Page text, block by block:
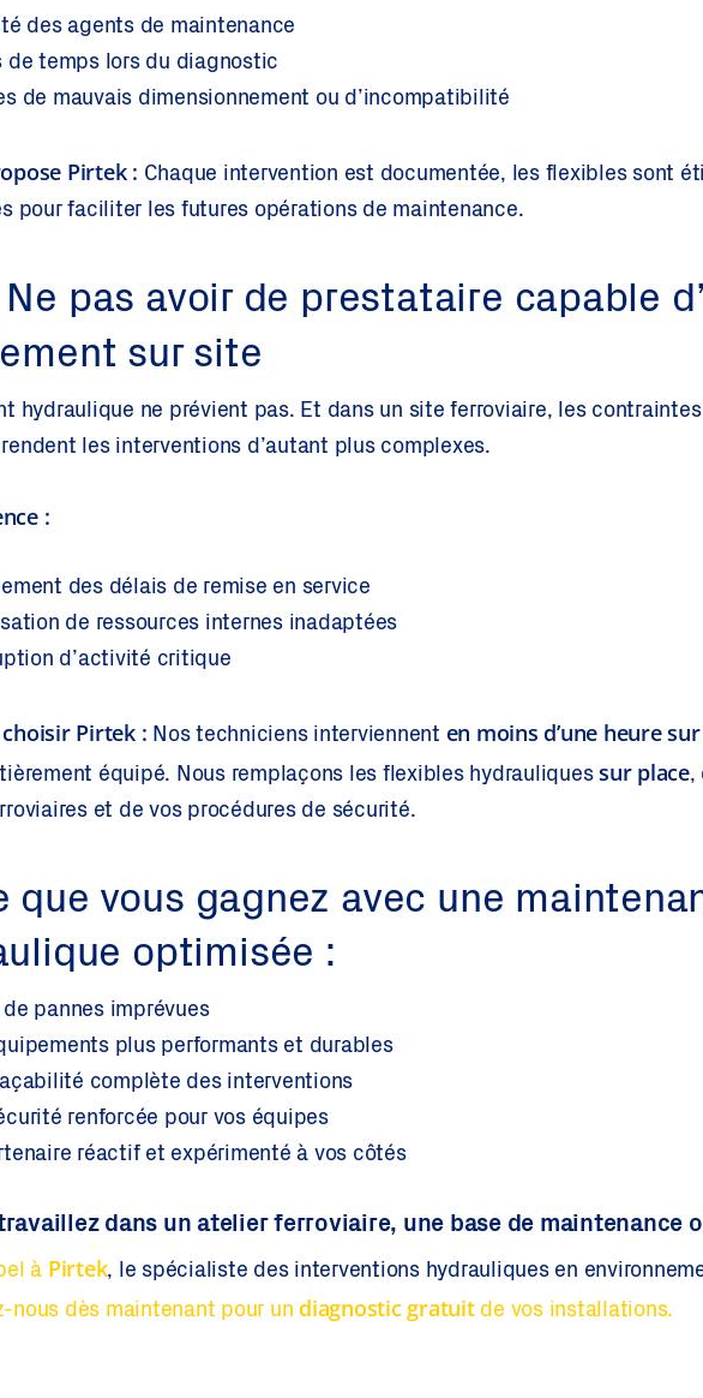
des agents de maintenance
de temps lors du diagnostic
de mauvais dimensionnement ou d’incompatibilité
Pirtek : Chaque intervention est documentée, les flexibles sont
pour faciliter les futures opérations de maintenance.
Ne pas avoir de prestataire capable
sur site
hydraulique ne prévient pas. Et dans un site ferroviaire, les
les interventions d’autant plus complexes.
:
des délais de remise en service
de ressources internes inadaptées
d’activité critique
Pirtek : Nos techniciens interviennent en moins d’une heure
équipé. Nous remplaçons les flexibles hydrauliques sur place,
et de vos procédures de sécurité.
que vous gagnez avec une
optimisée :
de pannes imprévues
plus performants et durables
complète des interventions
renforcée pour vos équipes
réactif et expérimenté à vos côtés
dans un atelier ferroviaire, une base de maintenance
à Pirtek, le spécialiste des interventions hydrauliques en
nous dès maintenant pour un diagnostic gratuitde vos installations.